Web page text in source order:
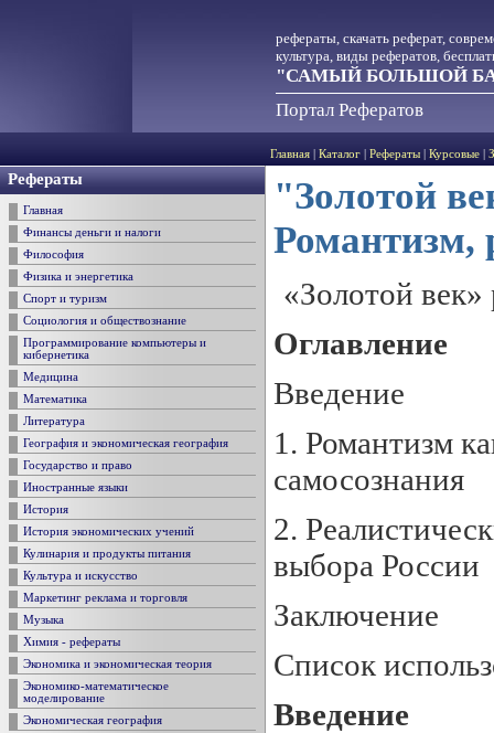
рефераты, скачать реферат,
культура, виды рефератов,
"САМЫЙ БОЛЬШОЙ
Портал Рефератов
Главная Каталог Рефераты Курсовые
Рефераты
Главная
Финансы деньги и налоги
Философия
Физика и энергетика
Спорт и туризм
Социология и обществознание
Программирование компьютеры и
кибернетика
Медицина
Математика
Литература
География и экономическая география
Государство и право
Иностранные языки
История
История экономических учений
Кулинария и продукты питания
Культура и искусство
Маркетинг реклама и торговля
Музыка
Химия - рефераты
Экономика и экономическая теория
Экономико-математическое
моделирование
Экономическая география
"Золотой
Романтизм,
«Золотой
Оглавление
Введение
1. Романтизм
самосознания
2.
выбора России
Заключение
Список
Введение